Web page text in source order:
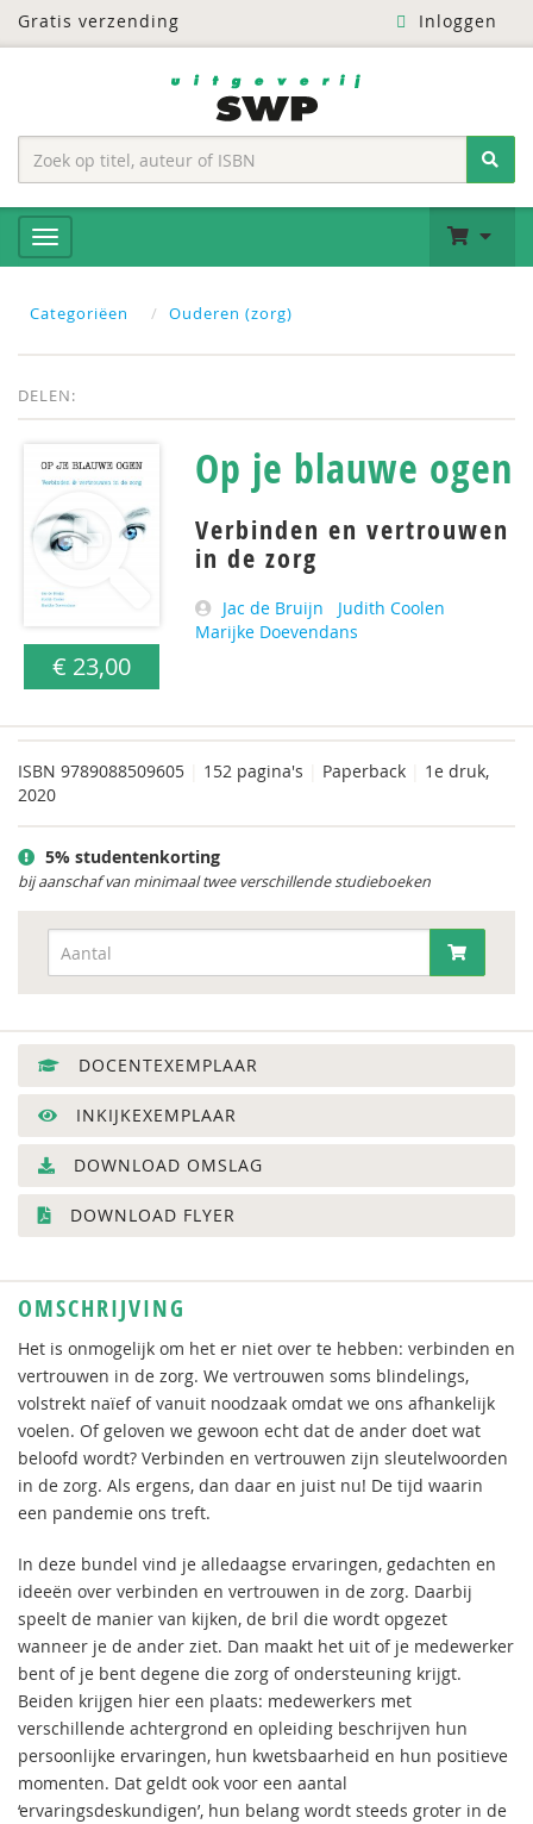
Gratis verzending Inloggen
Categoriëen Ouderen (zorg)
DELEN:
€ 23,00
Op je blauwe ogen
Verbinden en vertrouwen
in de zorg
Jac de Bruijn
Judith Coolen
Marijke Doevendans
ISBN 9789088509605 152 pagina's Paperback
1e druk,
2020
5% studentenkorting
bij aanschaf van minimaal twee verschillende studieboeken
DOCENTEXEMPLAAR
INKIJKEXEMPLAAR
DOWNLOAD OMSLAG
DOWNLOAD FLYER
OMSCHRIJVING
Het is onmogelijk om het er niet over te hebben: verbinden en
vertrouwen in de zorg. We vertrouwen soms blindelings,
volstrekt naïef of vanuit noodzaak omdat we ons afhankelijk
voelen. Of geloven we gewoon echt dat de ander doet wat
beloofd wordt? Verbinden en vertrouwen zijn sleutelwoorden
in de zorg. Als ergens, dan daar en juist nu! De tijd waarin
een pandemie ons treft.
In deze bundel vind je alledaagse ervaringen, gedachten en
ideeën over verbinden en vertrouwen in de zorg. Daarbij
speelt de manier van kijken, de bril die wordt opgezet
wanneer je de ander ziet. Dan maakt het uit of je medewerker
bent of je bent degene die zorg of ondersteuning krijgt.
Beiden krijgen hier een plaats: medewerkers met
verschillende achtergrond en opleiding beschrijven hun
persoonlijke ervaringen, hun kwetsbaarheid en hun positieve
momenten. Dat geldt ook voor een aantal
‘ervaringsdeskundigen’, hun belang wordt steeds groter in de